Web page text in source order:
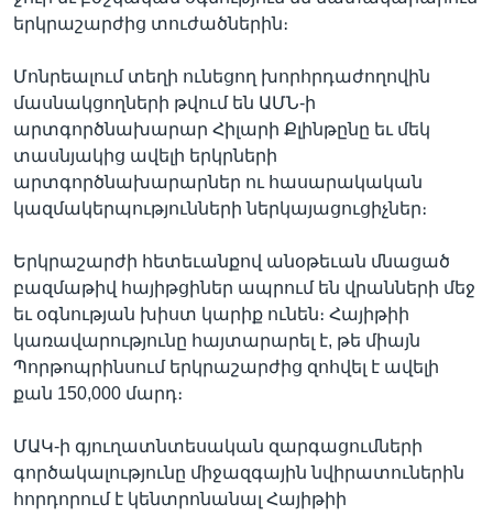
ՀԵՏԵՒԵՔ ՄԵԶ
Լեզուներ
երկրաշարժից տուժածներին։
Մոնրեալում տեղի ունեցող խորհրդաժողովին
մասնակցողների թվում են ԱՄՆ-ի
արտգործնախարար Հիլարի Քլինթընը եւ մեկ
տասնյակից ավելի երկրների
արտգործնախարարներ ու հասարակական
կազմակերպությունների ներկայացուցիչներ։
Երկրաշարժի հետեւանքով անօթեւան մնացած
բազմաթիվ հայիթցիներ ապրում են վրանների մեջ
եւ օգնության խիստ կարիք ունեն։ Հայիթիի
կառավարությունը հայտարարել է, թե միայն
Պորթոպրինսում երկրաշարժից զոհվել է ավելի
քան 150,000 մարդ։
ՄԱԿ-ի գյուղատնտեսական զարգացումների
գործակալությունը միջազգային նվիրատուներին
հորդորում է կենտրոնանալ Հայիթիի